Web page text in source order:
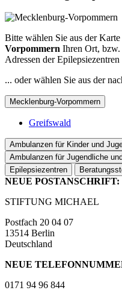
Bitte wählen Sie aus der Karte
Vorpommern Ihren Ort,
Adressen der Epilepsiezentren
... oder wählen Sie aus der
Mecklenburg-Vorpommern
Greifswald
Ambulanzen für Kinder und
Ambulanzen für Jugendliche
Epilepsiezentren
NEUE POSTANSCHRIFT:
STIFTUNG MICHAEL
Postfach 20 04 07
13514 Berlin
Deutschland
NEUE
0171 94 96 844